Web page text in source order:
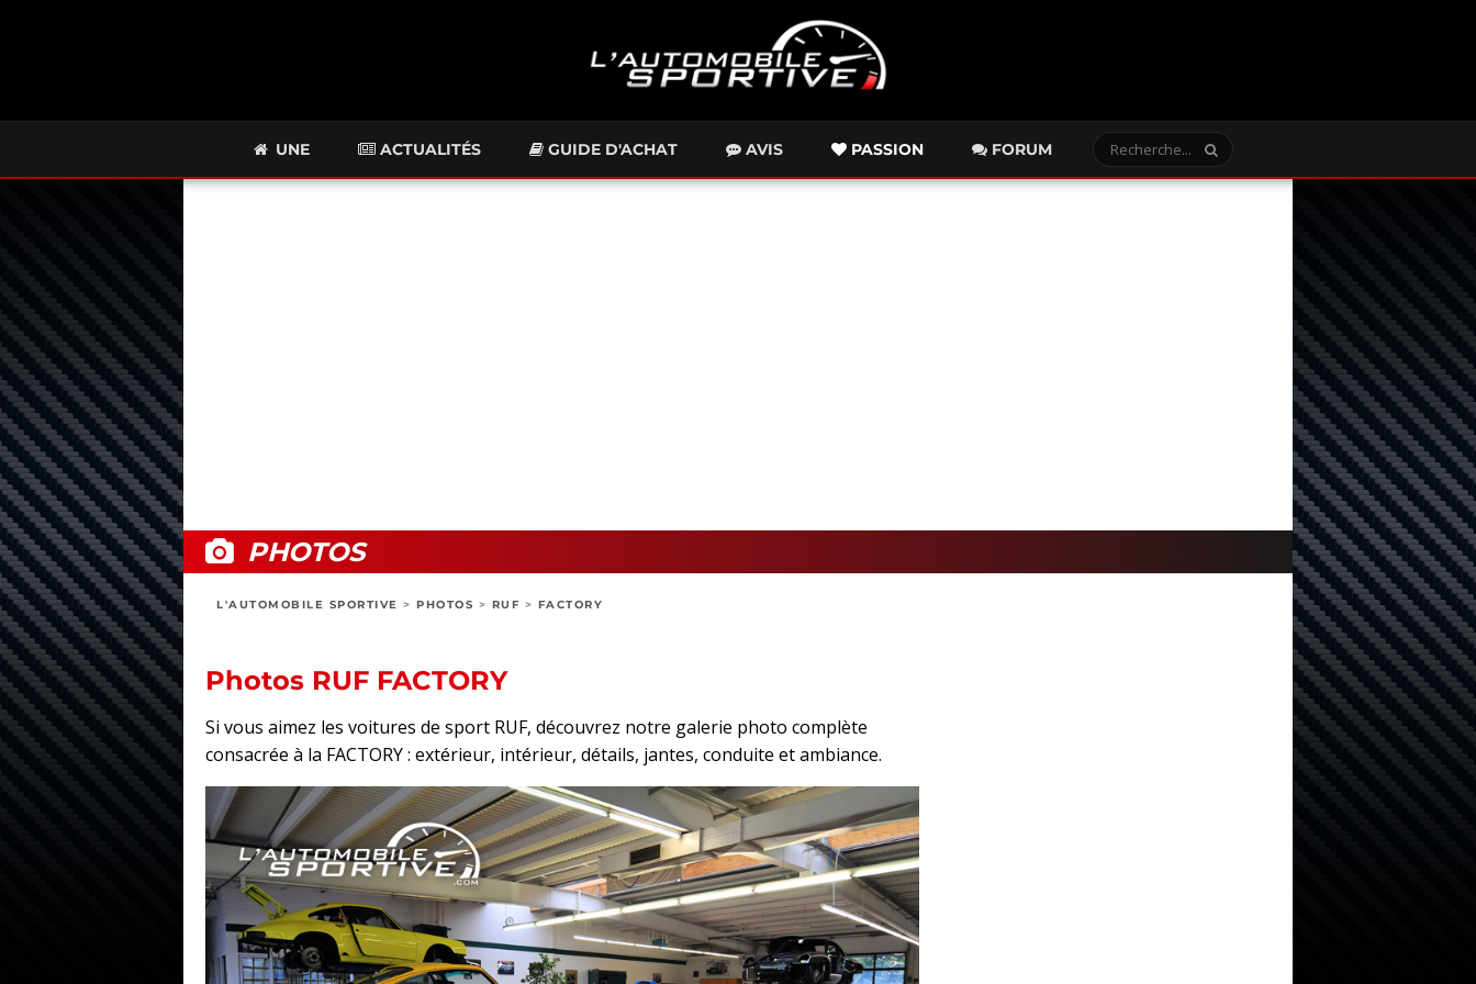
UNE ACTUALITÉS GUIDE D'ACHAT AVIS PASSION FORUM
PHOTOS
L'AUTOMOBILE SPORTIVE > PHOTOS > RUF > FACTORY
Photos RUF FACTORY
Si vous aimez les voitures de sport RUF, découvrez notre galerie photo complète
consacrée à la FACTORY : extérieur, intérieur, détails, jantes, conduite et ambiance.